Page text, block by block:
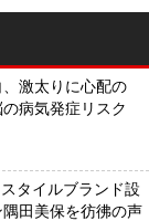
激太りに心配の
病気発症リスク
タイルブランド設
田美保を彷彿の声